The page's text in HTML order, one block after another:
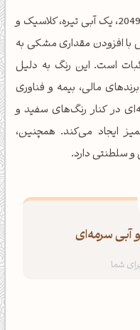
با کد هگزادسیمال 204969، یک آبی تیره، کلاسیک و
با افزودن مقداری مشکی به
است. این رنگ به دلیل
مالی، بیمه و فناوری
در کنار رنگ‌های سفید و
ایجاد می‌کند. همچنین،
سلطنتی دارد.
آبی سرمه‌ای